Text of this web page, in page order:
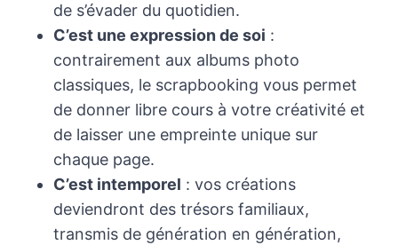
de s’évader du quotidien.
C’est une expression de soi :
contrairement aux albums photo
classiques, le scrapbooking vous permet
de donner libre cours à votre créativité et
de laisser une empreinte unique sur
chaque page.
C’est intemporel : vos créations
deviendront des trésors familiaux,
transmis de génération en génération,